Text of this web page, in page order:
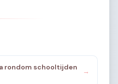
rondom schooltijden
→